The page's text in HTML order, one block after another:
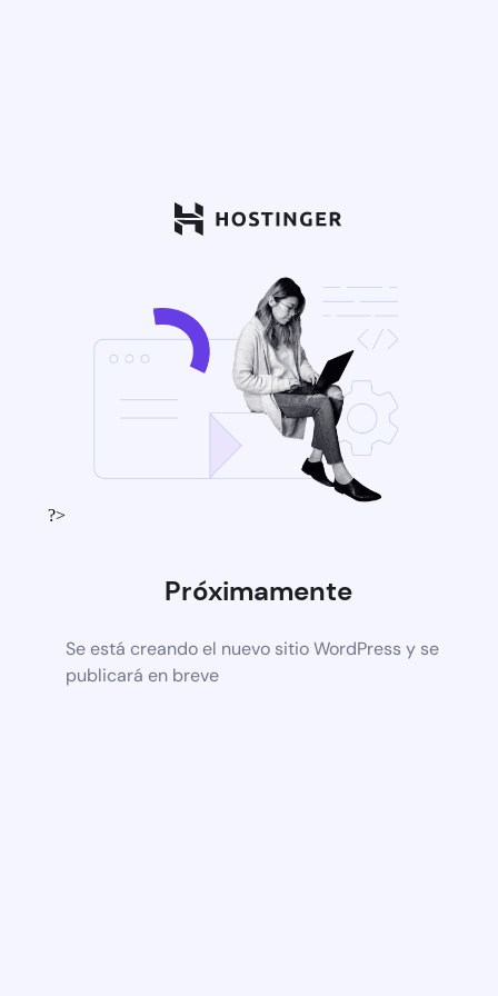
?>
Próximamente
Se está creando el nuevo sitio WordPress y se
publicará en breve